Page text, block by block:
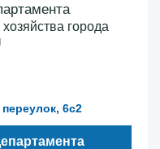
города
6с2